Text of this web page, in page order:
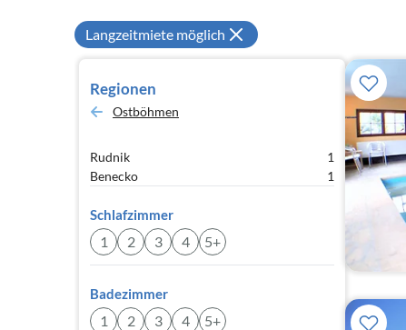
Langzeitmiete möglich
Regionen
Ostböhmen
Rudnik
1
Benecko
1
Schlafzimmer
1 2 3 4 5+
Badezimmer
1 2 3 4 5+